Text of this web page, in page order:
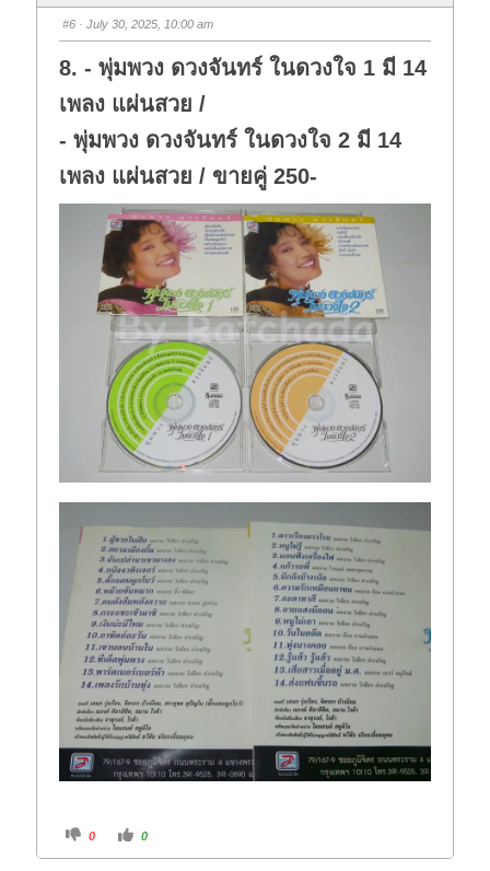
d
o
u
p
#6 · July 30, 2025, 10:00 am
8. - พุ่มพวง ดวงจันทร์ ในดวงใจ 1 มี 14
เพลง แผ่นสวย /
- พุ่มพวง ดวงจันทร์ ในดวงใจ 2 มี 14
เพลง แผ่นสวย / ขายคู่ 250-
C
i
0
C
i
0